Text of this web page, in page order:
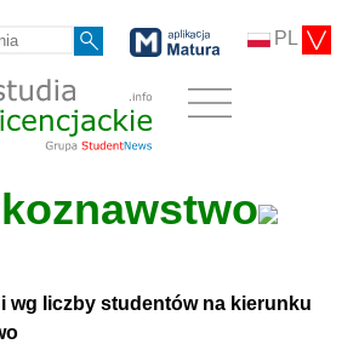
PL
wg liczby studentów na kierunku